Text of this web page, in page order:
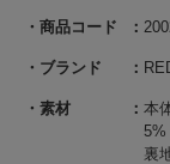
商品コード
ブランド
素材
本
5%
裏